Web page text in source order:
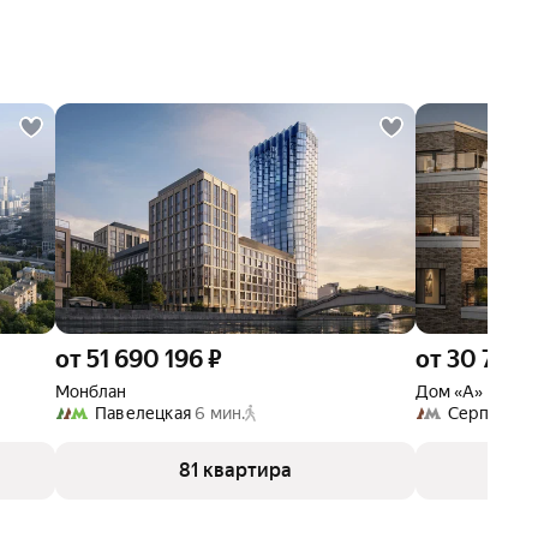
от 51 690 196 ₽
Монблан
Павелецкая 6 мин.
81 квартира
от 30 790
Дом «А»